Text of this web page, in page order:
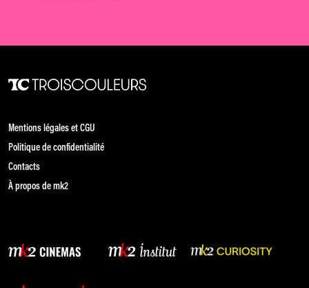
Mentions légales et CGU
Politique de confidentialité
Contacts
À propos de mk2